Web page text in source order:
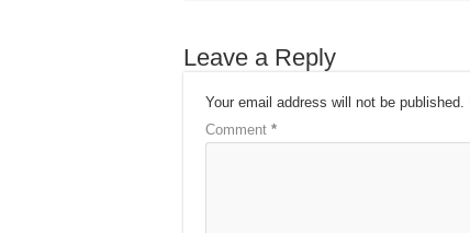
Leave a Reply
Your email address will not be published.
Comment *